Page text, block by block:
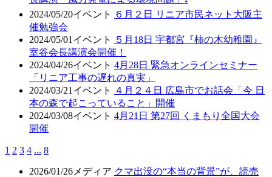
2024/05/20イベント
６月２日 リニア市民ネット大阪主
催勉強会
2024/05/01 イベント
５月18日 宇都宮『柿の木幼稚園』
室谷会長講演会開催！
2024/04/26イベント 4月28日 緊急オンラインセミナー
「リニア工事の遅れの真実」
2024/03/21 イベント
４月２４日 広島市でお話会「今 日
本の森で起こっていること」開催
2024/03/08イベント 4月21日 第27回 くまもり全国大会
開催
1 2 3 4 ... 8
2026/01/26 メディア クマ出没の“本当の背景”が、読売